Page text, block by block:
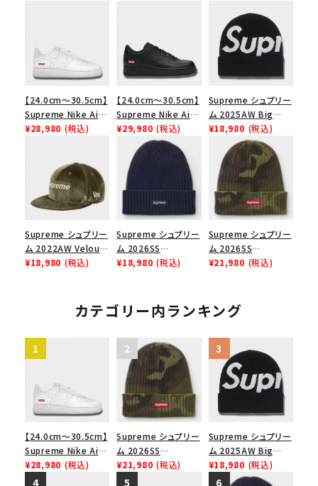
【24.0cm～30.5cm】
Supreme Nike Air
Force 1 Low シュプ
ューズ ホワイト
¥28,980 (税込)
【24.0cm～30.5cm】
Supreme Nike Air
Force 1 Low シュプ
リーム ナイキエアフォ
ース１スニーカー シ
ューズ ブラック
¥29,980 (税込)
Supreme シュプリー
ム 2025AW Big
Logo Beanie ビッグ
ロゴビーニー ブラッ
¥18,980 (税込)
Supreme シュプリー
ム 2022AW Velour
Box Logo New Era
プ 帽子 オリーブ
¥18,980 (税込)
Supreme シュプリー
ム 2026SS
Overdyed Beanie
¥18,980 (税込)
Supreme シュプリー
ム 2026SS
Overdyed Beanie
¥21,980 (税込)
カテゴリー内ランキング
【24.0cm～30.5cm】
Supreme Nike Air
Force 1 Low シュプ
リーム ナイキエアフォ
¥28,980 (税込)
Supreme シュプリー
ム 2026SS
Overdyed Beanie
オーバーダイド ビー
¥21,980 (税込)
Supreme シュプリー
ム 2025AW Big
Logo Beanie ビッグ
ロゴビーニー ブラッ
¥18,980 (税込)